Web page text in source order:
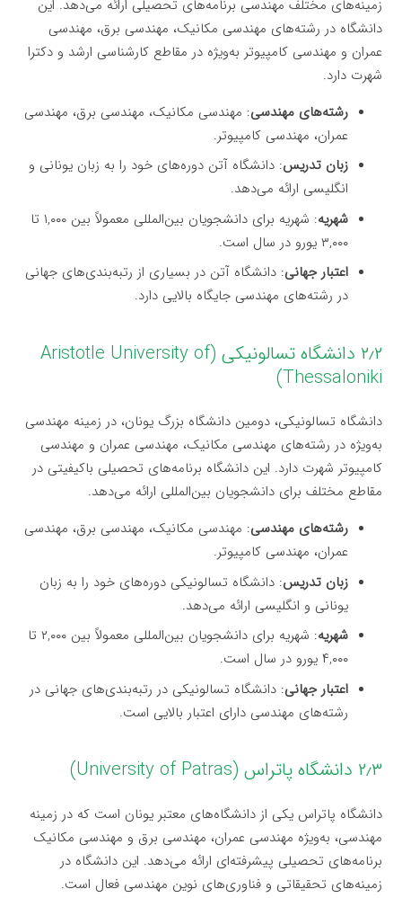
زمینه‌های مختلف مهندسی برنامه‌های تحصیلی ارائه می‌دهد. این
دانشگاه در رشته‌های مهندسی مکانیک، مهندسی برق، مهندسی
عمران و مهندسی کامپیوتر به‌ویژه در مقاطع کارشناسی ارشد و دکترا
شهرت دارد.
رشته‌های مهندسی: مهندسی مکانیک، مهندسی برق، مهندسی
عمران، مهندسی کامپیوتر.
زبان تدریس: دانشگاه آتن دوره‌های خود را به زبان یونانی و
انگلیسی ارائه می‌دهد.
شهریه
: شهریه برای دانشجویان بین‌المللی معمولاً بین ۱,۰۰۰ تا
۳,۰۰۰ یورو در سال است.
اعتبار جهانی: دانشگاه آتن در بسیاری از رتبه‌بندی‌های جهانی
در رشته‌های مهندسی جایگاه بالایی دارد.
۲٫۲ دانشگاه تسالونیکی (Aristotle University of
Thessaloniki)
دانشگاه تسالونیکی، دومین دانشگاه بزرگ یونان، در زمینه مهندسی
به‌ویژه در رشته‌های مهندسی مکانیک، مهندسی عمران و مهندسی
کامپیوتر شهرت دارد. این دانشگاه برنامه‌های تحصیلی باکیفیتی در
مقاطع مختلف برای دانشجویان بین‌المللی ارائه می‌دهد.
رشته‌های مهندسی: مهندسی مکانیک، مهندسی برق، مهندسی
عمران، مهندسی کامپیوتر.
زبان تدریس: دانشگاه تسالونیکی دوره‌های خود را به زبان
یونانی و انگلیسی ارائه می‌دهد.
شهریه
: شهریه برای دانشجویان بین‌المللی معمولاً بین ۲,۰۰۰ تا
۴,۰۰۰ یورو در سال است.
اعتبار جهانی: دانشگاه تسالونیکی در رتبه‌بندی‌های جهانی در
رشته‌های مهندسی دارای اعتبار بالایی است.
۲٫۳ دانشگاه پاتراس (University of Patras)
دانشگاه پاتراس یکی از دانشگاه‌های معتبر یونان است که در زمینه
مهندسی، به‌ویژه مهندسی عمران، مهندسی برق و مهندسی مکانیک
برنامه‌های تحصیلی پیشرفته‌ای ارائه می‌دهد. این دانشگاه در
زمینه‌های تحقیقاتی و فناوری‌های نوین مهندسی فعال است.